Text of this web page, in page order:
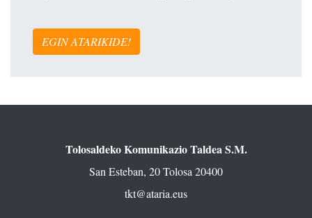
EGIN ATARIKIDE!
Tolosaldeko Komunikazio Taldea S.M.
San Esteban, 20 Tolosa 20400
tkt@ataria.eus